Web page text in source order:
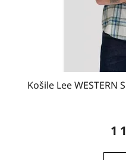
Košile Lee WESTERN
1